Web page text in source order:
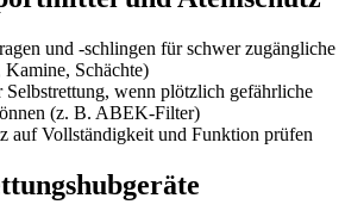
und -schlingen für schwer zugängliche
Schächte)
Selbstrettung, wenn plötzlich gefährliche
(z. B. ABEK-Filter)
auf Vollständigkeit und Funktion prüfen